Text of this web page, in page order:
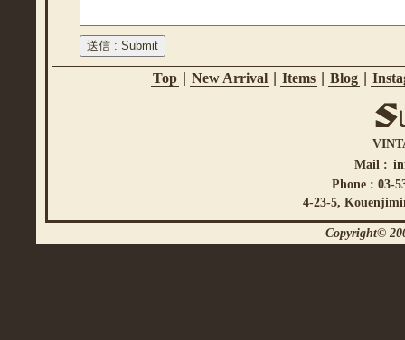
Top New Arrival Items Blog
Mail :
Phone : 03-
4-23-5,
Copyright©